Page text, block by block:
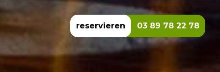
reservieren 03 89 78 22 78